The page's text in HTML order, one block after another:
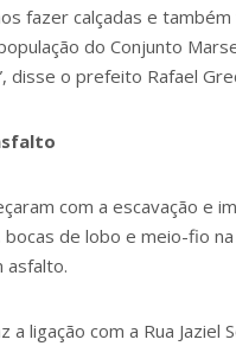
fazer calçadas e
do Conjunto
disse o prefeito Rafael
com a escavação e
bocas de lobo e meio-fio
asfalto.
a ligação com a Rua